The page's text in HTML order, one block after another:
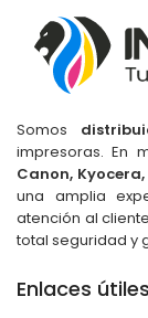
Somos
impresoras. En
Canon,
una amplia
atención al
total seguridad y
Enlaces útiles